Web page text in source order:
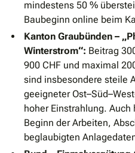
mindestens 50 %
Baubeginn online beim
Kanton Graubünden –
Winterstrom“: Beitrag
900 CHF und maximal
sind insbesondere steile
geeigneter
hoher Einstrahlung.
Beginn der Arbeiten,
beglaubigten